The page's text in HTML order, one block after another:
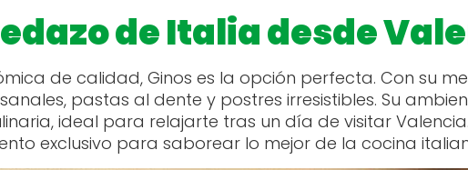
de Italia desde
de calidad, Ginos es la opción perfecta. Con su
pastas al dente y postres irresistibles. Su
ideal para relajarte tras un día de visitar
exclusivo para saborear lo mejor de la cocina